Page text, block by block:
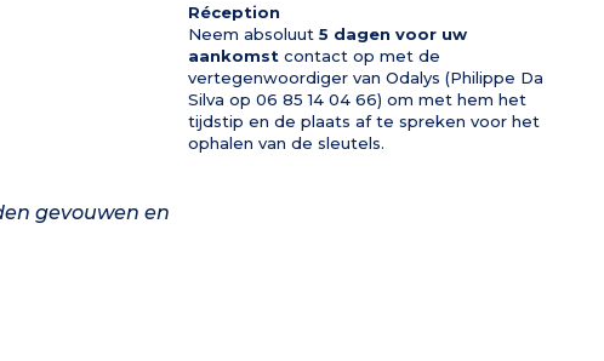
gevouwen en
Réception
Neem absoluut 5 dagen voor uw
aankomstcontact op met de
vertegenwoordiger van Odalys (Philippe Da
Silva op 06 85 14 04 66) om met hem het
tijdstip en de plaats af te spreken voor het
ophalen van de sleutels.